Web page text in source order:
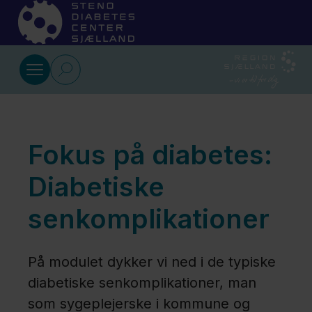
Gå til indhold
Vores
Kompetenceudvikling
Forskning
Brugerinvolvering
Patienter
Fokus på diabetes:
Diabetiske
senkomplikationer
På modulet dykker vi ned i de typiske
diabetiske senkomplikationer, man
som sygeplejerske i kommune og